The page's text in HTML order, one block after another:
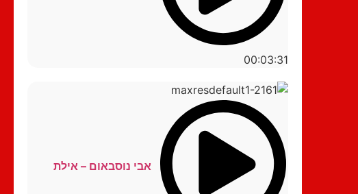
00:03:31
אבי נוסבאום – אילת